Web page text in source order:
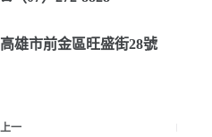
高雄市前金區旺盛街28號
上一